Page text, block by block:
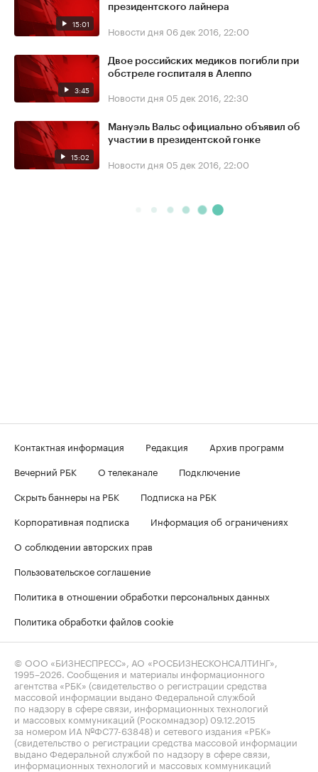
15:01
президентского лайнера
Новости дня 06 дек 2016, 22:00
3:45
Двое российских медиков погибли при
обстреле госпиталя в Алеппо
Новости дня 05 дек 2016, 22:30
15:02
Мануэль Вальс официально объявил об
участии в президентской гонке
Новости дня 05 дек 2016, 22:00
Контактная информация Редакция
Архив программ
Вечерний РБК
О телеканале
Подключение
Скрыть баннеры на РБК
Подписка на РБК
Корпоративная подписка
Информация об ограничениях
О соблюдении авторских прав
Пользовательское соглашение
Политика в отношении обработки персональных данных
Политика обработки файлов cookie
© ООО «БИЗНЕСПРЕСС», АО «РОСБИЗНЕСКОНСАЛТИНГ»,
1995–2026. Сообщения и материалы информационного
агентства «РБК» (свидетельство о регистрации средства
массовой информации выдано Федеральной службой
по надзору в сфере связи, информационных технологий
и массовых коммуникаций (Роскомнадзор) 09.12.2015
за номером ИА №ФС77-63848) и сетевого издания «РБК»
(свидетельство о регистрации средства массовой информации
выдано Федеральной службой по надзору в сфере связи,
информационных технологий и массовых коммуникаций